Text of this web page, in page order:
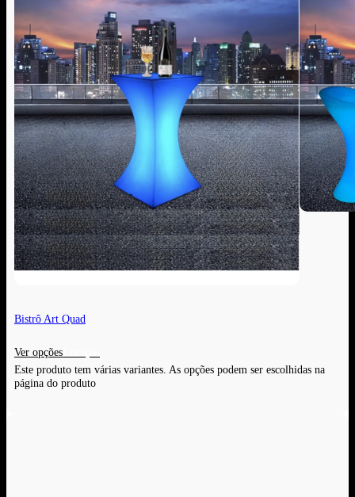
Bistrô Art Quad
Ver opções
Este produto tem várias variantes. As opções podem ser escolhidas na
página do produto